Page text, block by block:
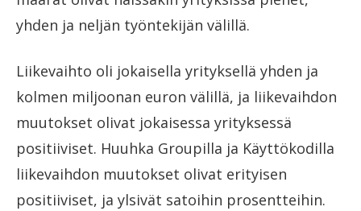
yhden ja neljän työntekijän välillä.
Liikevaihto oli jokaisella yrityksellä yhden ja
kolmen miljoonan euron välillä, ja liikevaihdon
muutokset olivat jokaisessa yrityksessä
positiiviset. Huuhka Groupilla ja Käyttökodilla
liikevaihdon muutokset olivat erityisen
positiiviset, ja ylsivät satoihin prosentteihin.